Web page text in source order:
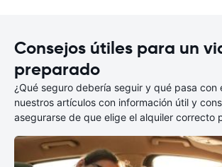
Consejos útiles para un
preparado
¿Qué seguro debería seguir y qué pasa con
nuestros artículos con información útil y
asegurarse de que elige el alquiler correcto